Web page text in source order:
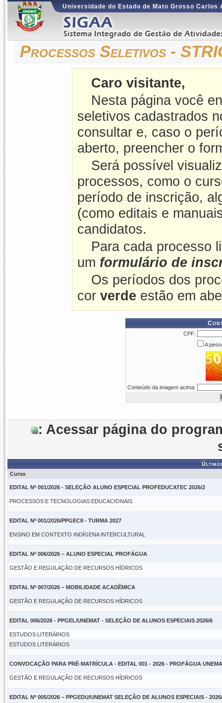
Universidade do Estado de Mato Grosso Carlos
Processos Seletivos -
Caro visitante,
Nesta página você
seletivos cadastrados
consultar e, caso o
aberto, preencher o
Será possível
processos, como o
período de inscrição,
(como editais e
candidatos.
Para cada processo
um formulário de
Os períodos dos
cor verde estão em
CPF:
A
Conteúdo da imagem acima:
: Acessar página do
Curso
EDITAL Nº 001/2026 - SELEÇÃO ALUNO ESPECIAL PROFEDUCATEC 2026/2
PROCESSOS E TECNOLOGIAS EDUCACIONAIS
EDITAL Nº 001/2026/PPGECII - TURMA 2027
ENSINO EM CONTEXTO INDÍGENA INTERCULTURAL
EDITAL Nº 006/2026 – ALUNO ESPECIAL PROFÁGUA
GESTÃO E REGULAÇÃO DE RECURSOS HÍDRICOS
EDITAL Nº 007/2026 – MOBILIDADE ACADÊMICA
GESTÃO E REGULAÇÃO DE RECURSOS HÍDRICOS
EDITAL 006/2026 - PPGEL/UNEMAT - SELEÇÃO DE ALUNOS ESPECIAIS 2026/6
ESTUDOS LITERÁRIOS
ESTUDOS LITERÁRIOS
CONVOCAÇÃO PARA PRÉ-MATRÍCULA - EDITAL 001 - 2026 - PROFÁGUA
GESTÃO E REGULAÇÃO DE RECURSOS HÍDRICOS
EDITAL Nº 005/2026 – PPGEDU/UNEMAT SELEÇÃO DE ALUNOS ESPECIAIS -